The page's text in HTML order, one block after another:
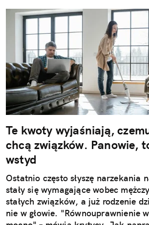
Te kwoty wyjaśniają,
chcą związków. Panowie,
wstyd
Ostatnio często słyszę narzekania
stały się wymagające wobec
stałych związków, a już rodzenie
nie w głowie. "Równouprawnienie